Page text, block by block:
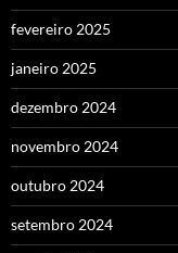
fevereiro 2025
janeiro 2025
dezembro 2024
novembro 2024
outubro 2024
setembro 2024